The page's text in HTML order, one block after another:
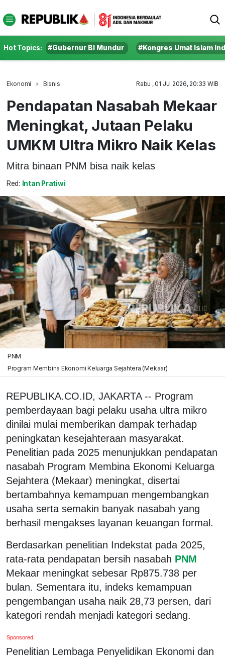
Hot Topics: #Gubernur BI Mundur #Kongres Umat Islam
Ekonomi Bisnis Rabu , 01 Jul 2026, 20:33 WIB
Pendapatan Nasabah Mekaar
Meningkat, Jutaan Pelaku
UMKM Ultra Mikro Naik Kelas
Mitra binaan PNM bisa naik kelas
Red: Intan Pratiwi
PNM
Program Membina Ekonomi Keluarga Sejahtera (Mekaar)
REPUBLIKA.CO.ID, JAKARTA -- Program
pemberdayaan bagi pelaku usaha ultra mikro
dinilai mulai memberikan dampak terhadap
peningkatan kesejahteraan masyarakat.
Penelitian pada 2025 menunjukkan pendapatan
nasabah Program Membina Ekonomi Keluarga
Sejahtera (Mekaar) meningkat, disertai
bertambahnya kemampuan mengembangkan
usaha serta semakin banyak nasabah yang
berhasil mengakses layanan keuangan formal.
Berdasarkan penelitian Indekstat pada 2025,
rata-rata pendapatan bersih nasabah PNM
Mekaar meningkat sebesar Rp875.738 per
bulan. Sementara itu, indeks kemampuan
pengembangan usaha naik 28,73 persen, dari
kategori rendah menjadi kategori sedang.
Sponsored
Penelitian Lembaga Penyelidikan Ekonomi dan